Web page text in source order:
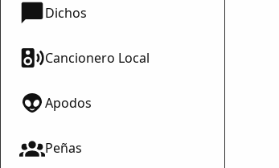
Dichos
Cancionero Local
Apodos
Peñas